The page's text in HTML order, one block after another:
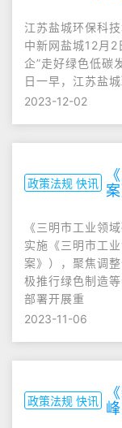
江苏盐城环保科
中新网盐城12月2
企”走好绿色低碳
日一早，江苏盐
2023-12-02
政策法规 快讯
《三明市工业领
实施《三明市工
案》），聚焦调
极推行绿色制造
部署开展重
2023-11-06
政策法规 快讯